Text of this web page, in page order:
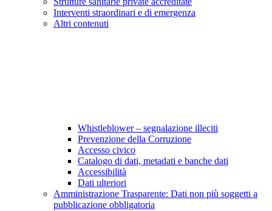
Interventi straordinari e di emergenza
Altri contenuti
Whistleblower – segnalazione illeciti
Prevenzione della Corruzione
Accesso civico
Catalogo di dati, metadati e banche dati
Accessibilità
Dati ulteriori
Amministrazione Trasparente: Dati non più soggetti a
pubblicazione obbligatoria